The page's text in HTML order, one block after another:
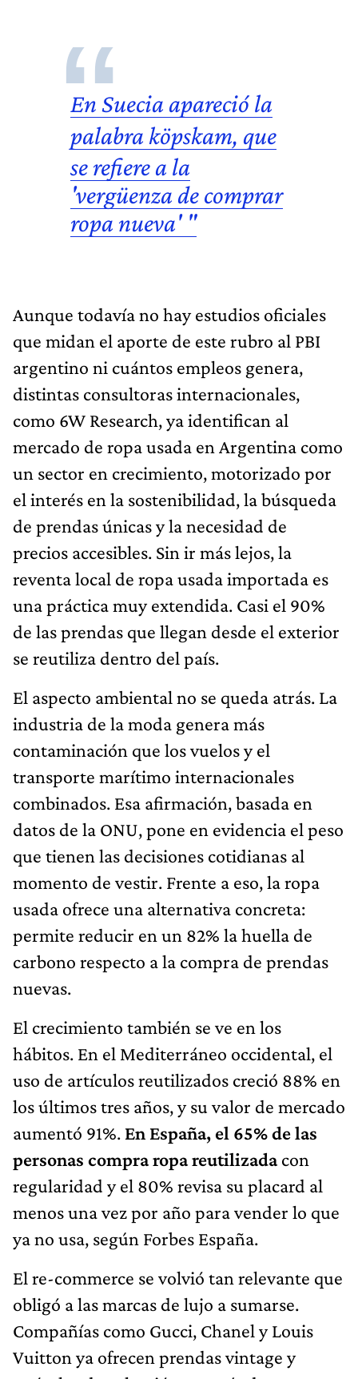
En Suecia apareció la
palabra köpskam, que
se refiere a la
'vergüenza de comprar
ropa nueva' "
Aunque todavía no hay estudios oficiales
que midan el aporte de este rubro al PBI
argentino ni cuántos empleos genera,
distintas consultoras internacionales,
como 6W Research, ya identifican al
mercado de ropa usada en Argentina como
un sector en crecimiento, motorizado por
el interés en la sostenibilidad, la búsqueda
de prendas únicas y la necesidad de
precios accesibles. Sin ir más lejos, la
reventa local de ropa usada importada es
una práctica muy extendida. Casi el 90%
de las prendas que llegan desde el exterior
se reutiliza dentro del país.
El aspecto ambiental no se queda atrás. La
industria de la moda genera más
contaminación que los vuelos y el
transporte marítimo internacionales
combinados. Esa afirmación, basada en
datos de la ONU, pone en evidencia el peso
que tienen las decisiones cotidianas al
momento de vestir. Frente a eso, la ropa
usada ofrece una alternativa concreta:
permite reducir en un 82% la huella de
carbono respecto a la compra de prendas
nuevas.
El crecimiento también se ve en los
hábitos. En el Mediterráneo occidental, el
uso de artículos reutilizados creció 88% en
los últimos tres años, y su valor de mercado
aumentó 91%. En España, el 65% de las
personas compra ropa reutilizadacon
regularidad y el 80% revisa su placard al
menos una vez por año para vender lo que
ya no usa, según Forbes España.
El re-commerce se volvió tan relevante que
obligó a las marcas de lujo a sumarse.
Compañías como Gucci, Chanel y Louis
Vuitton ya ofrecen prendas vintage y